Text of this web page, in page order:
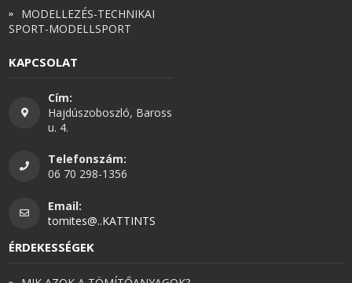
MODELLEZÉS-TECHNIKAI
SPORT-MODELLSPORT
KAPCSOLAT
Cím:
Hajdúszoboszló, Baross
u. 4.
Telefonszám:
06 70 298-1356
Email:
tomites@..KATTINTS
ÉRDEKESSÉGEK